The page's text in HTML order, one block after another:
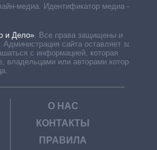
медиа. Идентификатор медиа –
и Дело». Все права защищены и
сайта оставляет за
с информацией, которая
владельцами или авторами которой
О НАС
КОНТАКТЫ
ПРАВИЛА